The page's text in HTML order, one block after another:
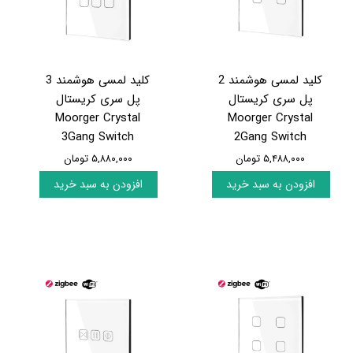
کلید لمسی هوشمند 2
پل سری کریستال
Moorger Crystal
2Gang Switch
۵,۴۸۸,۰۰۰ تومان
افزودن به سبد خرید
کلید لمسی هوشمند 3
پل سری کریستال
Moorger Crystal
3Gang Switch
۵,۸۸۰,۰۰۰ تومان
افزودن به سبد خرید